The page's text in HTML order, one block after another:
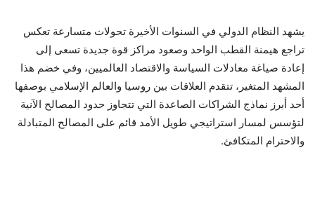
يشهد النظام الدولي في السنوات الأخيرة تحولات متسارعة تعكس
تراجع هيمنة القطب الواحد وصعود مراكز قوة جديدة تسعى إلى
إعادة صياغة معادلات السياسة والاقتصاد العالميين، وفي خضم هذا
المشهد المتغير، تتقدم العلاقات بين روسيا والعالم الإسلامي بوصفها
أحد أبرز نماذج الشراكات الصاعدة التي تتجاوز حدود المصالح الآنية
لتؤسس لمسار استراتيجي طويل الأمد قائم على المصالح المتبادلة
والاحترام المتكافئ.